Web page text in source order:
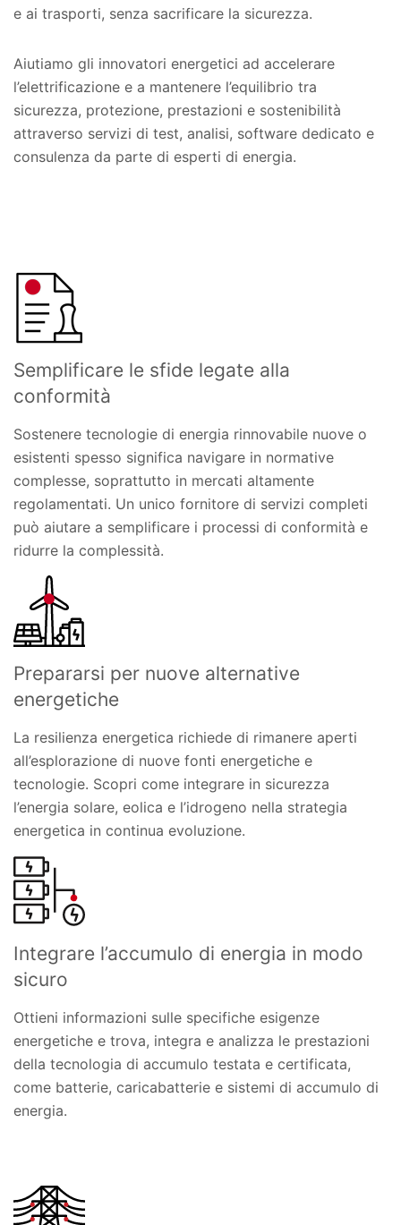
e ai trasporti, senza sacrificare la sicurezza.
Aiutiamo gli innovatori energetici ad accelerare
l’elettrificazione e a mantenere l’equilibrio tra
sicurezza, protezione, prestazioni e sostenibilità
attraverso servizi di test, analisi, software dedicato e
consulenza da parte di esperti di energia.
Semplificare le sfide legate alla
conformità
Sostenere tecnologie di energia rinnovabile nuove o
esistenti spesso significa navigare in normative
complesse, soprattutto in mercati altamente
regolamentati. Un unico fornitore di servizi completi
può aiutare a semplificare i processi di conformità e
ridurre la complessità.
Prepararsi per nuove alternative
energetiche
La resilienza energetica richiede di rimanere aperti
all’esplorazione di nuove fonti energetiche e
tecnologie. Scopri come integrare in sicurezza
l’energia solare, eolica e l’idrogeno nella strategia
energetica in continua evoluzione.
Integrare l’accumulo di energia in modo
sicuro
Ottieni informazioni sulle specifiche esigenze
energetiche e trova, integra e analizza le prestazioni
della tecnologia di accumulo testata e certificata,
come batterie, caricabatterie e sistemi di accumulo di
energia.